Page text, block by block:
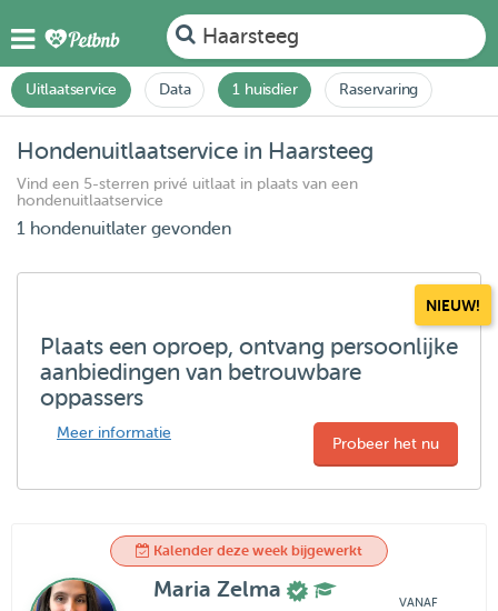
Haarsteeg
Uitlaatservice Data 1 huisdier Raservaring
Hondenuitlaatservice in Haarsteeg
Vind een 5-sterren privé uitlaat in plaats van een
hondenuitlaatservice
1 hondenuitlater gevonden
NIEUW!
Plaats een oproep, ontvang persoonlijke
aanbiedingen van betrouwbare
oppassers
Meer informatie
Probeer het nu
Kalender deze week bijgewerkt
Maria Zelma
VANAF